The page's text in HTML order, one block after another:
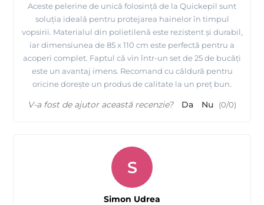
Aceste pelerine de unică folosință de la Quickepil sunt
soluția ideală pentru protejarea hainelor în timpul
vopsirii. Materialul din polietilenă este rezistent și durabil,
iar dimensiunea de 85 x 110 cm este perfectă pentru a
acoperi complet. Faptul că vin într-un set de 25 de bucăți
este un avantaj imens. Recomand cu căldură pentru
oricine dorește un produs de calitate la un preț bun.
V-a fost de ajutor această recenzie? Da Nu (0/0)
S
Simon Udrea